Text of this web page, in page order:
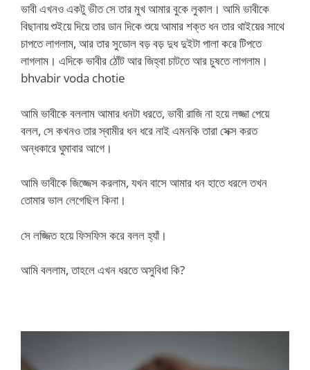
ভাবী এখনও একটু ভীত সে তার মুখ আমার বুকে লুকাল। আমি ভাবীকে
বিছানায় শুইয়ে দিয়ে তার ডান দিকে শুয়ে আমার শক্ত ধন তার থাইয়ের সাথে
চাপতে লাগলাম, আর তার সুডোল বড় বড় দুধ দুইটা পালা করে টিপতে
লাগলাম। এদিকে ভাবীর ঠোঁট আর জিহ্বা চাটতে আর চুষতে লাগলাম।
bhvabir voda chotie
আমি ভাবীকে বললাম আমার ধনটা ধরতে, ভাবী রাজি না হয়ে লজ্জা পেয়ে
বলল, সে কখনও তার স্বামীর ধন ধরে নাই এমনকি তারা সেক্স করত
অন্ধকারে ঘুমাবার আগে।
আমি ভাবীকে জিজ্জেস করলাম, যখন বাসে আমার ধন হাতে ধরলে তখন
তোমার ভাল লেগেছিল কিনা।
সে লজ্জিত হয়ে ফিসফিস করে বলল হ্যাঁ।
আমি বললাম, তাহলে এখন ধরতে অসুবিধা কি?